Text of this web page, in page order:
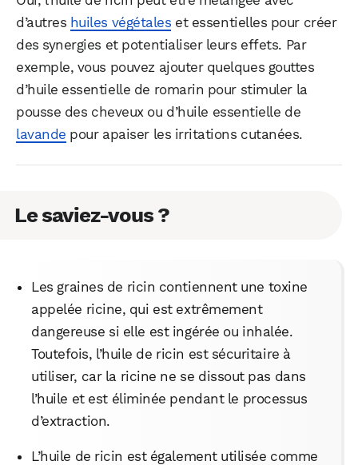
d’autres huiles végétales et essentielles pour créer
des synergies et potentialiser leurs effets. Par
exemple, vous pouvez ajouter quelques gouttes
d’huile essentielle de romarin pour stimuler la
pousse des cheveux ou d’huile essentielle de
lavande pour apaiser les irritations cutanées.
Le saviez-vous ?
Les graines de ricin contiennent une toxine
appelée ricine, qui est extrêmement
dangereuse si elle est ingérée ou inhalée.
Toutefois, l’huile de ricin est sécuritaire à
utiliser, car la ricine ne se dissout pas dans
l’huile et est éliminée pendant le processus
d’extraction.
L’huile de ricin est également utilisée comme